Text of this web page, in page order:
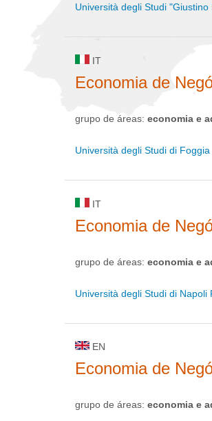
Università degli Studi
IT
Economia de
grupo de áreas: economia e
Università degli Studi di Foggia
IT
Economia de
grupo de áreas: economia e
Università degli Studi di Napoli
EN
Economia de
grupo de áreas: economia e